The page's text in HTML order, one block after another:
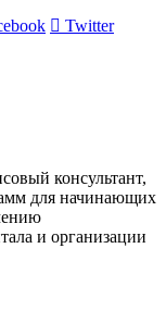
Twitter
консультант,
для начинающих
и организации